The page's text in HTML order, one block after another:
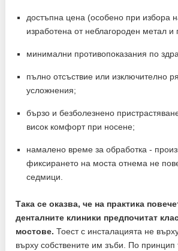
достъпна цена (особено при избора
изработена от неблагороден метал и
минимални противопоказания по
пълно отсъствие или изключително
усложнения;
бързо и безболезнено
висок комфорт при носене;
намалено време за обработка -
фиксирането на моста отнема не
седмици.
Така се оказва, че на практика
денталните клиники предпочитат
мостове. Тоест с инсталацията не
върху собствените им зъби. По принцип